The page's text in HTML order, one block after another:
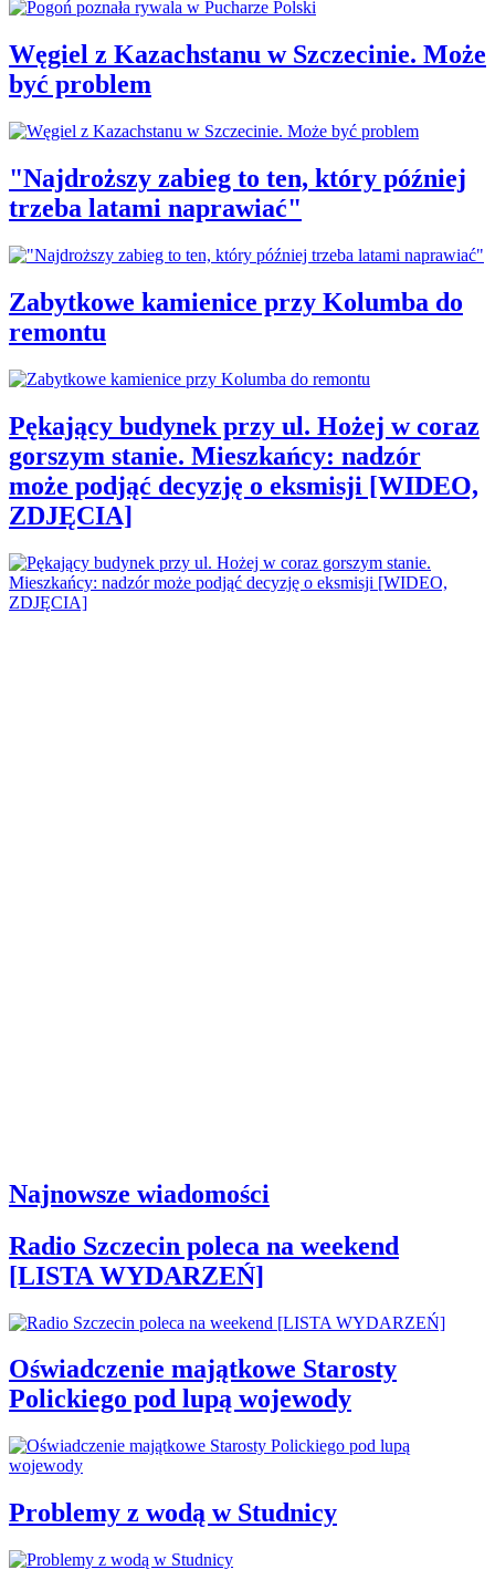
Węgiel z Kazachstanu w Szczecinie. Może
być problem
"Najdroższy zabieg to ten, który później
trzeba latami naprawiać"
Zabytkowe kamienice przy Kolumba do
remontu
Pękający budynek przy ul. Hożej w coraz
gorszym stanie. Mieszkańcy: nadzór
może podjąć decyzję o eksmisji [WIDEO,
ZDJĘCIA]
Najnowsze wiadomości
Radio Szczecin poleca na weekend
[LISTA WYDARZEŃ]
Oświadczenie majątkowe Starosty
Polickiego pod lupą wojewody
Problemy z wodą w Studnicy